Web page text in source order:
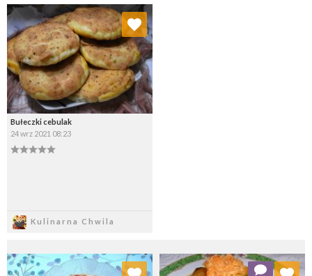
Bułeczki cebulak
24 wrz 2021 08:23
Kulinarna Chwila
Dodaj do ulubionych
Wybierz listę:
Dodaj do ulubionych Dodaj do ulubionych